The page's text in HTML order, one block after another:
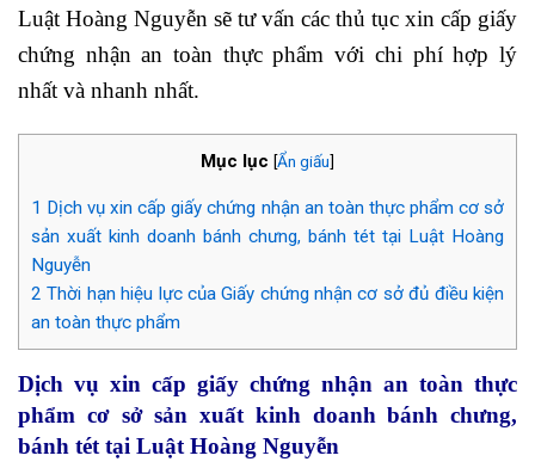
Luật Hoàng Nguyễn sẽ tư vấn các thủ tục xin cấp giấy
chứng nhận an toàn thực phẩm với chi phí hợp lý
nhất và nhanh nhất.
Mục lục [Ẩn giấu]
1 Dịch vụ xin cấp giấy chứng nhận an toàn thực phẩm cơ sở
sản xuất kinh doanh bánh chưng, bánh tét tại Luật Hoàng
Nguyễn
2 Thời hạn hiệu lực của Giấy chứng nhận cơ sở đủ điều kiện
an toàn thực phẩm
Dịch vụ xin cấp giấy chứng nhận an toàn thực
phẩm cơ sở sản xuất kinh doanh bánh chưng,
bánh tét tại Luật Hoàng Nguyễn